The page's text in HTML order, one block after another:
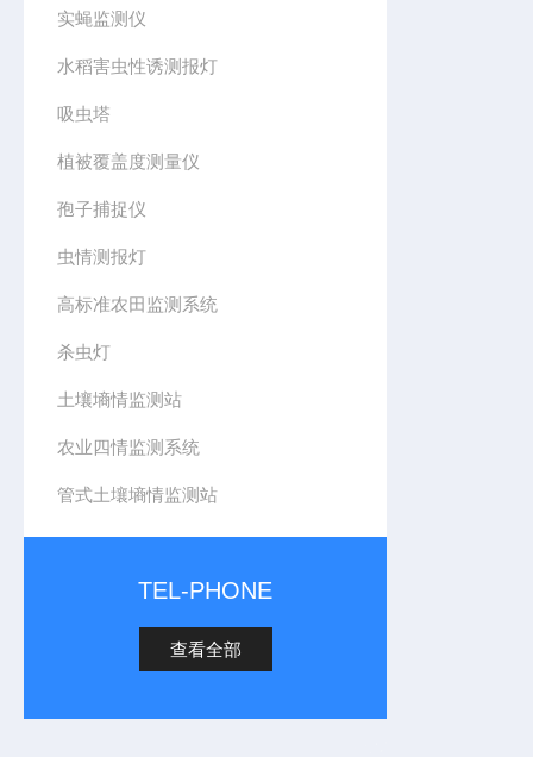
实蝇监测仪
水稻害虫性诱测报灯
吸虫塔
植被覆盖度测量仪
孢子捕捉仪
虫情测报灯
高标准农田监测系统
杀虫灯
土壤墒情监测站
农业四情监测系统
管式土壤墒情监测站
TEL-PHONE
查看全部